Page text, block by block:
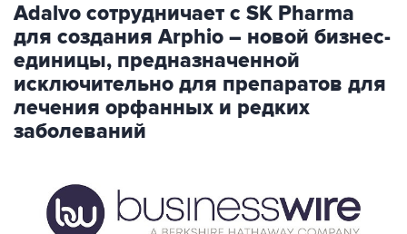
Adalvo сотрудничает с SK Pharma
для создания Arphio – новой бизнес-
единицы, предназначенной
исключительно для препаратов для
лечения орфанных и редких
заболеваний